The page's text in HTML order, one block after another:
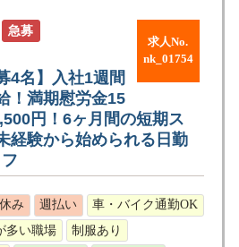
求人No.
nk_01754
急募
4名】入社1週間
！満期慰労金15
円！6ヶ月間の短期ス
経験から始められる日勤
み 週払い
車・バイク通勤OK
多い職場
制服あり